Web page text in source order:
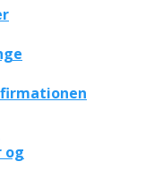
og